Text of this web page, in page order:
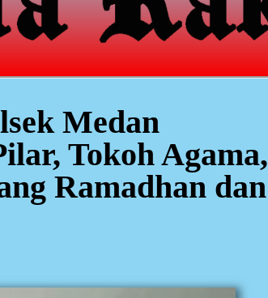
Medan
Tokoh Agama,
Ramadhan dan